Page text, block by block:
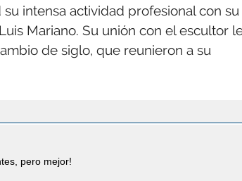
intensa actividad profesional con su
Mariano. Su unión con el escultor
de siglo, que reunieron a su
pero mejor!